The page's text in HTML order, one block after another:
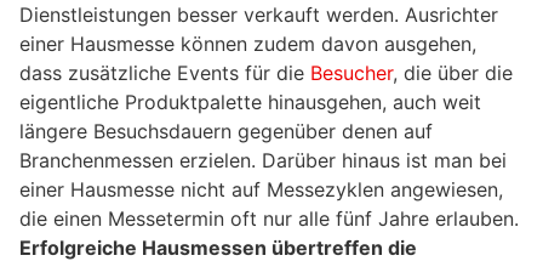
Dienstleistungen besser verkauft werden. Ausrichter
einer Hausmesse können zudem davon ausgehen,
dass zusätzliche Events für die Besucher, die über die
eigentliche Produktpalette hinausgehen, auch weit
längere Besuchsdauern gegenüber denen auf
Branchenmessen erzielen. Darüber hinaus ist man bei
einer Hausmesse nicht auf Messezyklen angewiesen,
die einen Messetermin oft nur alle fünf Jahre erlauben.
Erfolgreiche Hausmessen übertreffen die